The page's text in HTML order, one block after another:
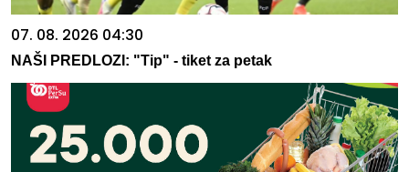
07. 08. 2026 04:30
NAŠI PREDLOZI: "Tip" - tiket za petak